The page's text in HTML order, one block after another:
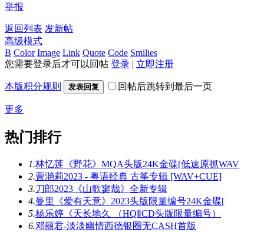
举报
返回列表 发新帖
高级模式
B Color Image Link Quote Code Smilies
您需要登录后才可以回帖 登录 | 立即注册
本版积分规则 发表回复 回帖后跳转到最后一页
更多
热门排行
1.林忆莲《野花》MQA头版24K金碟[低速原抓WAV
2.曹滟莉2023 - 粤语经典 古筝专辑 [WAV+CUE]
3.刀郎2023《山歌寥哉》全新专辑
4.曼里《爱有天意》2023头版限量编号24K金碟[
5.杨乐婷《天长地久 （HQⅡCD头版限量编号）
6.邓丽君-淡淡幽情西德银圈无CASH首版